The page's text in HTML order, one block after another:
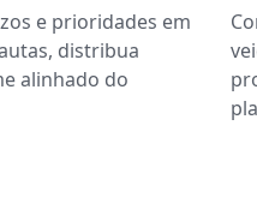
e prioridades em
distribua
alinhado do